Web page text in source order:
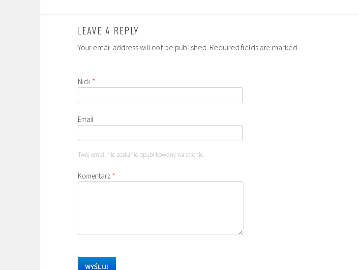
LEAVE A REPLY
Your email address will not be published. Required fields are marked
Nick *
Email
Twój email nie zostanie opublikowany na stronie.
Komentarz *